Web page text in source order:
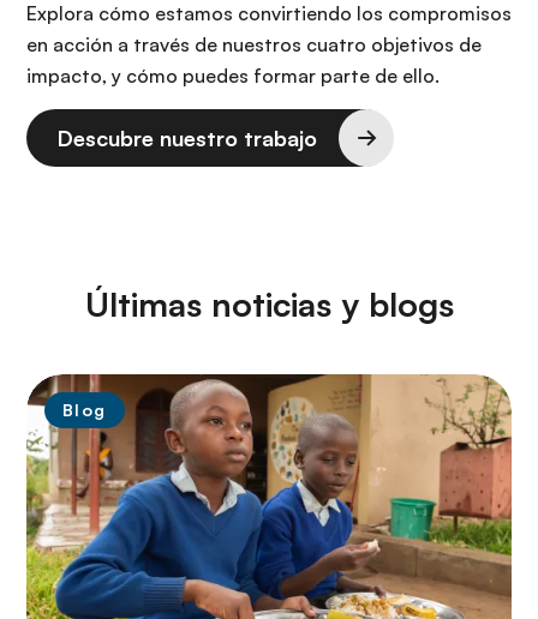
Explora cómo estamos convirtiendo los compromisos
en acción a través de nuestros cuatro objetivos de
impacto, y cómo puedes formar parte de ello.
Descubre nuestro trabajo
Últimas noticias y blogs
Blog